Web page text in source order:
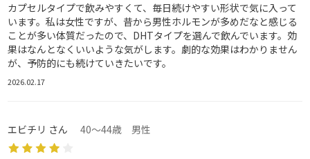
カプセルタイプで飲みやすくて、毎日続けやすい形状で気に入って
います。私は女性ですが、昔から男性ホルモンが多めだなと感じる
ことが多い体質だったので、DHTタイプを選んで飲んでいます。効
果はなんとなくいいような気がします。劇的な効果はわかりません
が、予防的にも続けていきたいです。
2026.02.17
エビチリ さん 40～44歳 男性